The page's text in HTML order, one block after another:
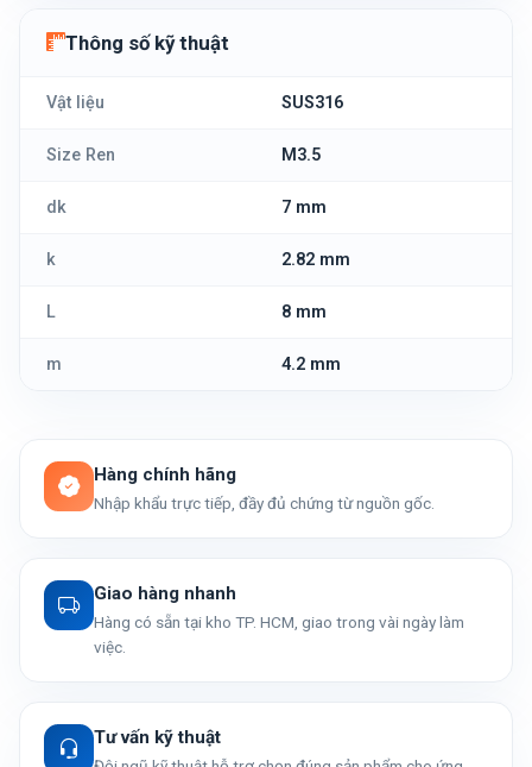
Thông số kỹ thuật
Vật liệu SUS316
Size Ren M3.5
dk 7 mm
k 2.82 mm
L 8 mm
m 4.2 mm
Hàng chính hãng
Nhập khẩu trực tiếp, đầy đủ chứng từ nguồn gốc.
Giao hàng nhanh
Hàng có sẵn tại kho TP. HCM, giao trong vài ngày làm
việc.
Tư vấn kỹ thuật